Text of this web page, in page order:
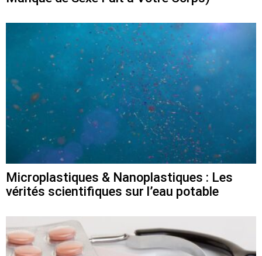
Microplastiques & Nanoplastiques : Les
vérités scientifiques sur l’eau potable